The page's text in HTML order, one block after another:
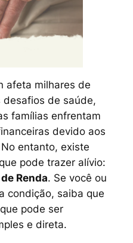
afeta milhares de
desafios de saúde,
famílias enfrentam
devido aos
entanto, existe
pode trazer alívio:
Renda. Se você ou
condição, saiba que
pode ser
e direta.